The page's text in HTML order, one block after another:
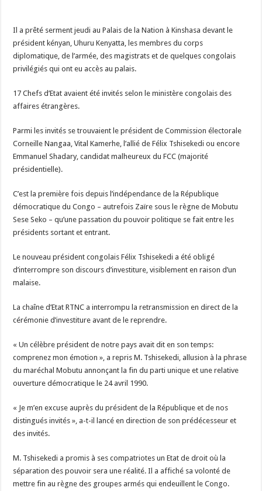
Il a prêté serment jeudi au Palais de la Nation à Kinshasa devant le
président kényan, Uhuru Kenyatta, les membres du corps
diplomatique, de l’armée, des magistrats et de quelques congolais
privilégiés qui ont eu accès au palais.
17 Chefs d’Etat avaient été invités selon le ministère congolais des
affaires étrangères.
Parmi les invités se trouvaient le président de Commission électorale
Corneille Nangaa, Vital Kamerhe, l’allié de Félix Tshisekedi ou encore
Emmanuel Shadary, candidat malheureux du FCC (majorité
présidentielle).
C’est la première fois depuis l’indépendance de la République
démocratique du Congo – autrefois Zaïre sous le règne de Mobutu
Sese Seko – qu’une passation du pouvoir politique se fait entre les
présidents sortant et entrant.
Le nouveau président congolais Félix Tshisekedi a été obligé
d’interrompre son discours d’investiture, visiblement en raison d’un
malaise.
La chaîne d’Etat RTNC a interrompu la retransmission en direct de la
cérémonie d’investiture avant de le reprendre.
« Un célèbre président de notre pays avait dit en son temps:
comprenez mon émotion », a repris M. Tshisekedi, allusion à la phrase
du maréchal Mobutu annonçant la fin du parti unique et une relative
ouverture démocratique le 24 avril 1990.
« Je m’en excuse auprès du président de la République et de nos
distingués invités », a-t-il lancé en direction de son prédécesseur et
des invités.
M. Tshisekedi a promis à ses compatriotes un Etat de droit où la
séparation des pouvoir sera une réalité. Il a affiché sa volonté de
mettre fin au règne des groupes armés qui endeuillent le Congo.